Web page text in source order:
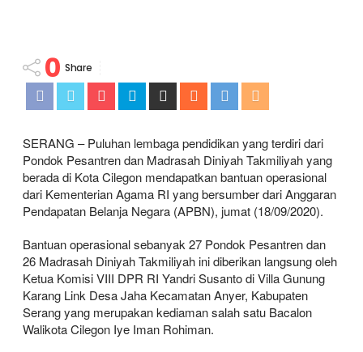
0 Share
SERANG – Puluhan lembaga pendidikan yang terdiri dari
Pondok Pesantren dan Madrasah Diniyah Takmiliyah yang
berada di Kota Cilegon mendapatkan bantuan operasional
dari Kementerian Agama RI yang bersumber dari Anggaran
Pendapatan Belanja Negara (APBN), jumat (18/09/2020).
Bantuan operasional sebanyak 27 Pondok Pesantren dan
26 Madrasah Diniyah Takmiliyah ini diberikan langsung oleh
Ketua Komisi VIII DPR RI Yandri Susanto di Villa Gunung
Karang Link Desa Jaha Kecamatan Anyer, Kabupaten
Serang yang merupakan kediaman salah satu Bacalon
Walikota Cilegon Iye Iman Rohiman.